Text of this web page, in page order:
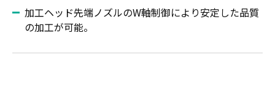
加工ヘッド先端ノズルのW軸制御により安定した品質
の加工が可能。